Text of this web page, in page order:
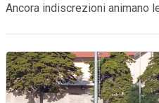
Ancora indiscrezioni animano